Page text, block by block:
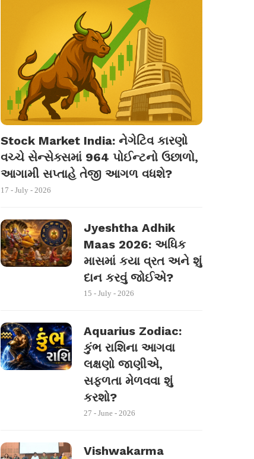
Stock Market India: નેગેટિવ કારણો
વચ્ચે સેન્સેક્સમાં 964 પોઈન્ટનો ઉછાળો,
આગામી સપ્તાહે તેજી આગળ વધશે?
17 - July - 2026
Jyeshtha Adhik
Maas 2026: અધિક
માસમાં કયા વ્રત અને શું
દાન કરવું જોઈએ?
15 - July - 2026
Aquarius Zodiac:
કુંભ રાશિના આગવા
લક્ષણો જાણીએ,
સફળતા મેળવવા શું
કરશો?
27 - June - 2026
Vishwakarma